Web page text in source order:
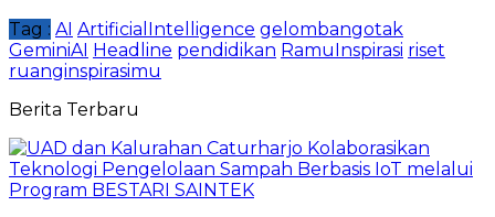
Tag : AI ArtificialIntelligence gelombangotak
GeminiAI Headline pendidikan RamuInspirasi riset
ruanginspirasimu
Berita Terbaru